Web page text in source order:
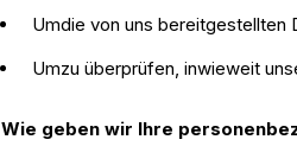
Umdie von uns bereitgestellten
Umzu überprüfen, inwieweit
Wie geben wir Ihre